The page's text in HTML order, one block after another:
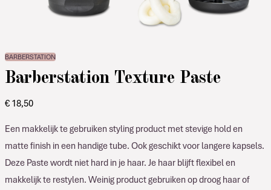
BARBERSTATION
Barberstation Texture Paste
€ 18,50
Een makkelijk te gebruiken styling product met stevige hold en
matte finish in een handige tube. Ook geschikt voor langere kapsels.
Deze Paste wordt niet hard in je haar. Je haar blijft flexibel en
makkelijk te restylen. Weinig product gebruiken op droog haar of